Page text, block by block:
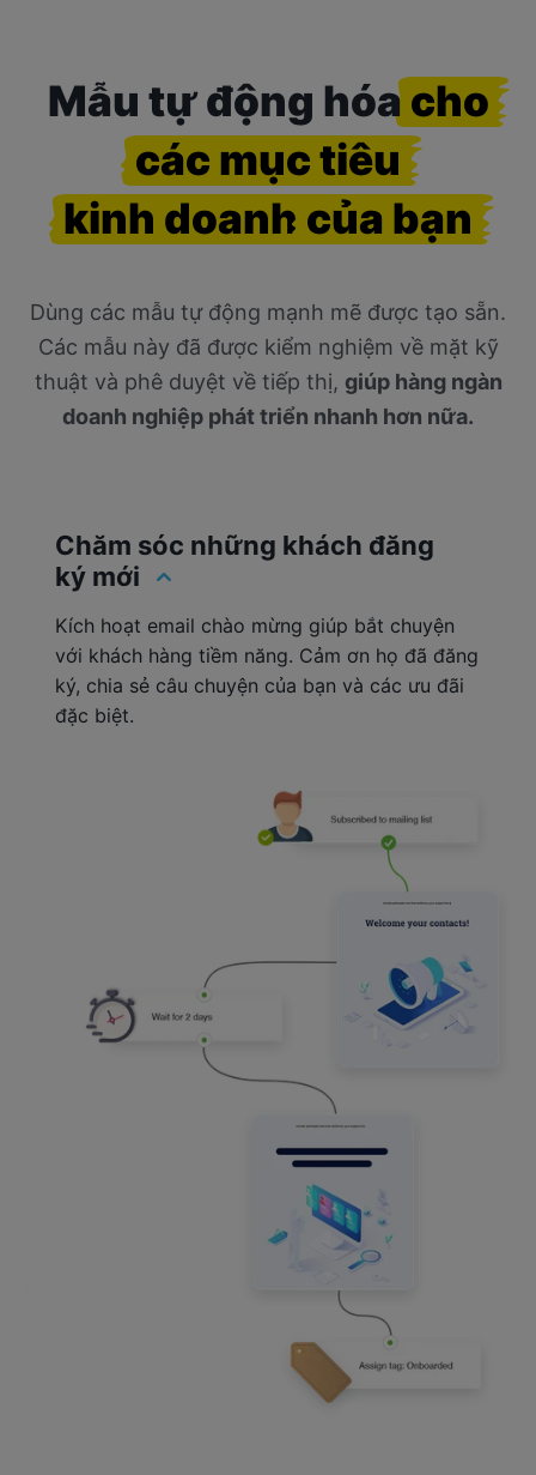
Mẫu tự động hóa cho
các mục tiêu
kinh doanh của bạn
Dùng các mẫu tự động mạnh mẽ được tạo sẵn.
Các mẫu này đã được kiểm nghiệm về mặt kỹ
thuật và phê duyệt về tiếp thị, giúp hàng ngàn
doanh nghiệp phát triển nhanh hơn nữa.
Chăm sóc những khách đăng
ký mới
Kích hoạt email chào mừng giúp bắt chuyện
với khách hàng tiềm năng. Cảm ơn họ đã đăng
ký, chia sẻ câu chuyện của bạn và các ưu đãi
đặc biệt.